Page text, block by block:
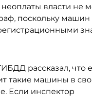
власти не
поскольку машин
рассказал, что
такие машины в
Если инспектор